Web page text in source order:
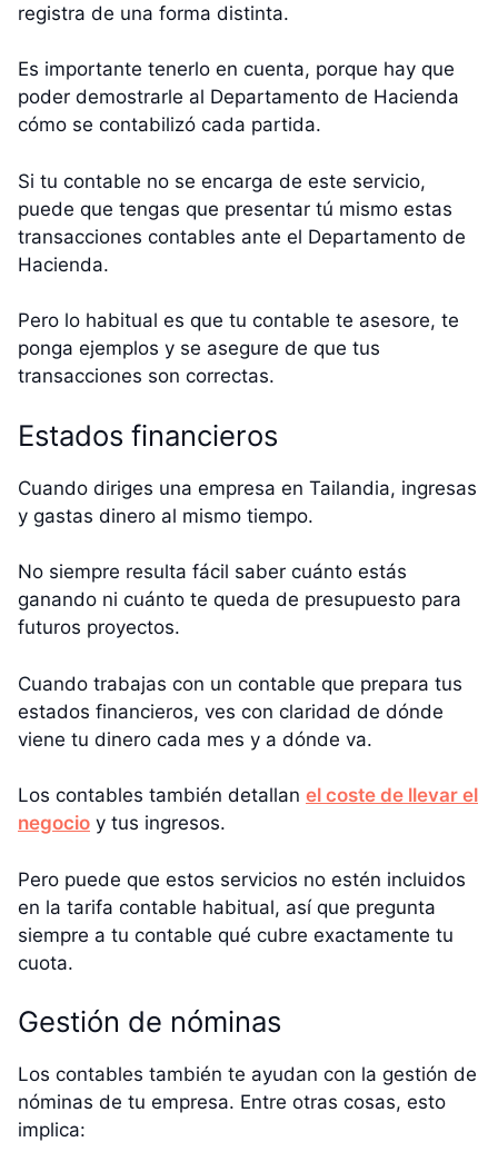
registra de una forma distinta.
Es importante tenerlo en cuenta, porque hay que
poder demostrarle al Departamento de Hacienda
cómo se contabilizó cada partida.
Si tu contable no se encarga de este servicio,
puede que tengas que presentar tú mismo estas
transacciones contables ante el Departamento de
Hacienda.
Pero lo habitual es que tu contable te asesore, te
ponga ejemplos y se asegure de que tus
transacciones son correctas.
Estados financieros
Cuando diriges una empresa en Tailandia, ingresas
y gastas dinero al mismo tiempo.
No siempre resulta fácil saber cuánto estás
ganando ni cuánto te queda de presupuesto para
futuros proyectos.
Cuando trabajas con un contable que prepara tus
estados financieros, ves con claridad de dónde
viene tu dinero cada mes y a dónde va.
Los contables también detallan el coste de llevar el
negocio y tus ingresos.
Pero puede que estos servicios no estén incluidos
en la tarifa contable habitual, así que pregunta
siempre a tu contable qué cubre exactamente tu
cuota.
Gestión de nóminas
Los contables también te ayudan con la gestión de
nóminas de tu empresa. Entre otras cosas, esto
implica: